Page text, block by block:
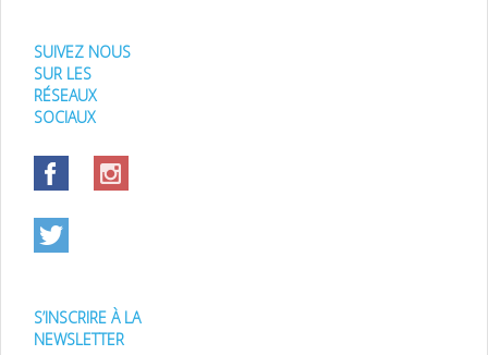
SUIVEZ NOUS
SUR LES
RÉSEAUX
SOCIAUX
S’INSCRIRE À LA
NEWSLETTER